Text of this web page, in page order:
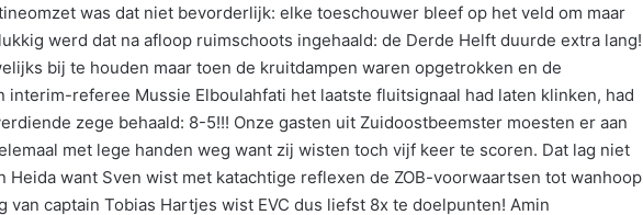
was dat niet bevorderlijk: elke toeschouwer bleef op het veld om maar
werd dat na afloop ruimschoots ingehaald: de Derde Helft duurde extra lang!
bij te houden maar toen de kruitdampen waren opgetrokken en de
interim-referee Mussie Elboulahfati het laatste fluitsignaal had laten klinken, had
zege behaald: 8-5!!! Onze gasten uit Zuidoostbeemster moesten er aan
met lege handen weg want zij wisten toch vijf keer te scoren. Dat lag niet
Heida want Sven wist met katachtige reflexen de ZOB-voorwaartsen tot wanhoop
van captain Tobias Hartjes wist EVC dus liefst 8x te doelpunten! Amin